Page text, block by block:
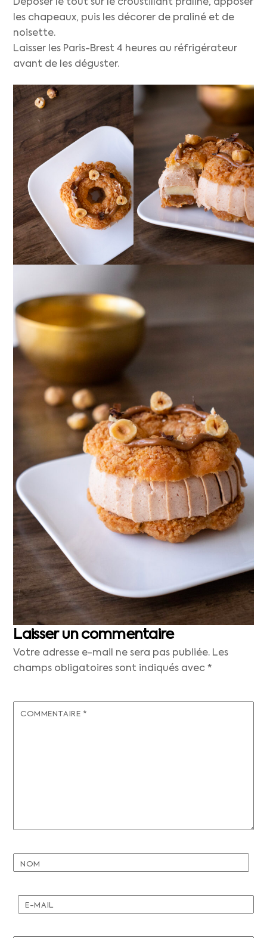
Déposer le tout sur le croustillant praliné, apposer
les chapeaux, puis les décorer de praliné et de
noisette.
Laisser les Paris-Brest 4 heures au réfrigérateur
avant de les déguster.
Laisser un commentaire
Votre adresse e-mail ne sera pas publiée. Les
champs obligatoires sont indiqués avec*
COMMENTAIRE *
NOM
E-MAIL